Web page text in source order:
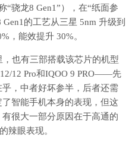
“骁龙8 Gen1”），在“纸面参
的工艺从三星 5nm 升级到
，能效提升 30%。
也有三部搭载该芯片的机型
12 Pro和IQOO 9 PRO——先
，中者好坏参半，后者还需
智能手机本身的表现，但这
很大一部分原因在于高通的
辣眼表现。